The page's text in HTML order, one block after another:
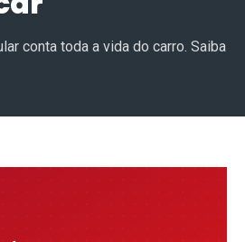
conta toda a vida do carro. Saiba